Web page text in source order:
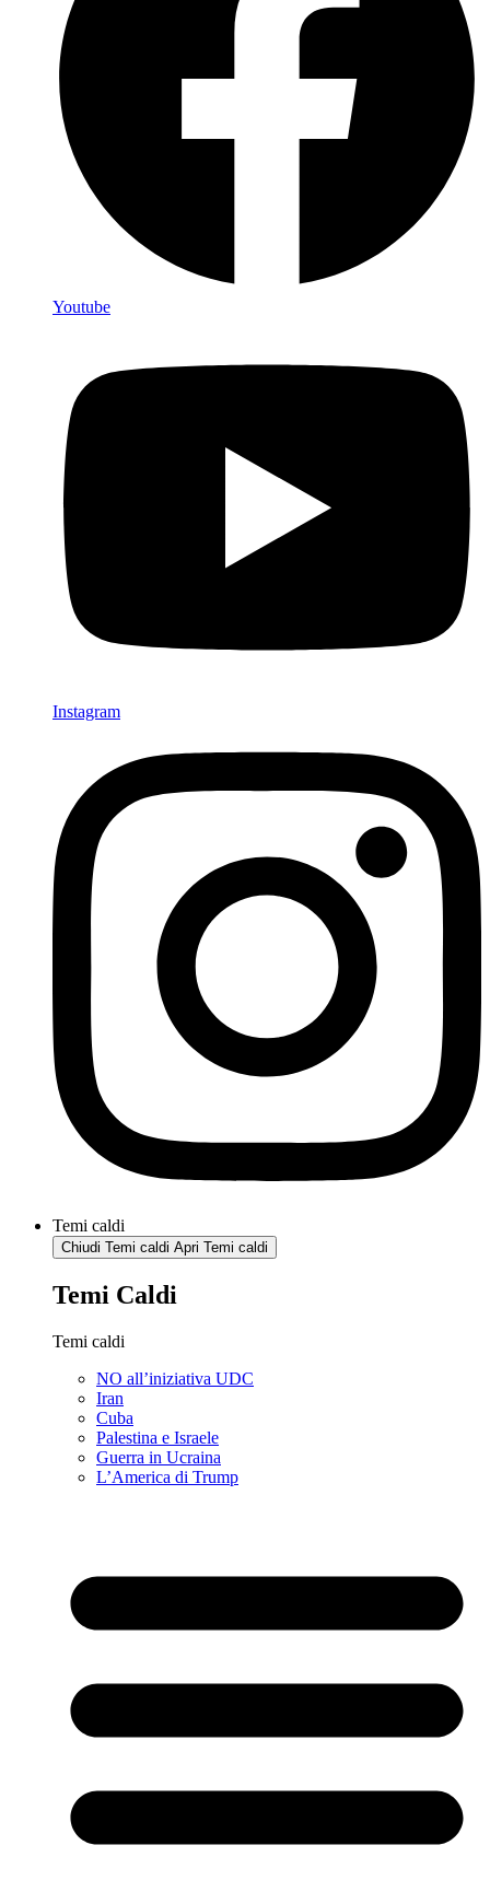
Youtube
Instagram
Temi caldi
Chiudi Temi caldi Apri Temi caldi
Temi Caldi
Temi caldi
NO all’iniziativa UDC
Iran
Cuba
Palestina e Israele
Guerra in Ucraina
L’America di Trump